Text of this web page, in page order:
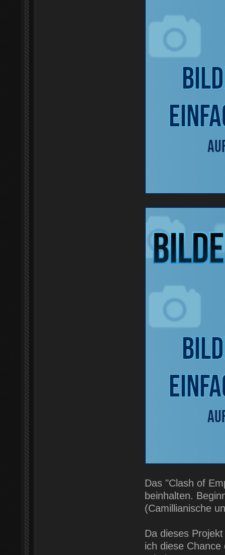
Das "Clash of
beinhalten.
(Camillianische
Da dieses
ich diese